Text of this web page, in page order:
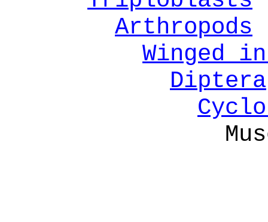
Arthropods
Winged
Diptera